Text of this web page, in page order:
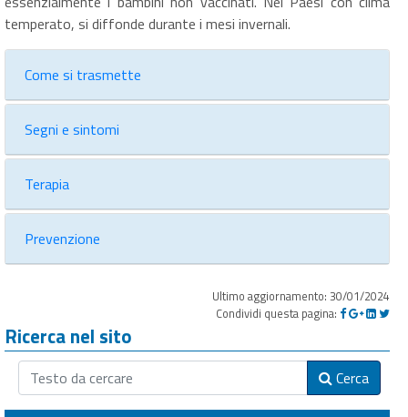
temperato, si diffonde durante i mesi invernali.
Come si trasmette
Segni e sintomi
Terapia
Prevenzione
Ultimo aggiornamento: 30/01/2024
Condividi questa pagina:
Ricerca nel sito
Cerca